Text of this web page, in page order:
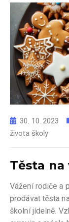
30. 10. 2023
života školy
Těsta
Vážení rodiče a
prodávat těsta
školní jídelně.